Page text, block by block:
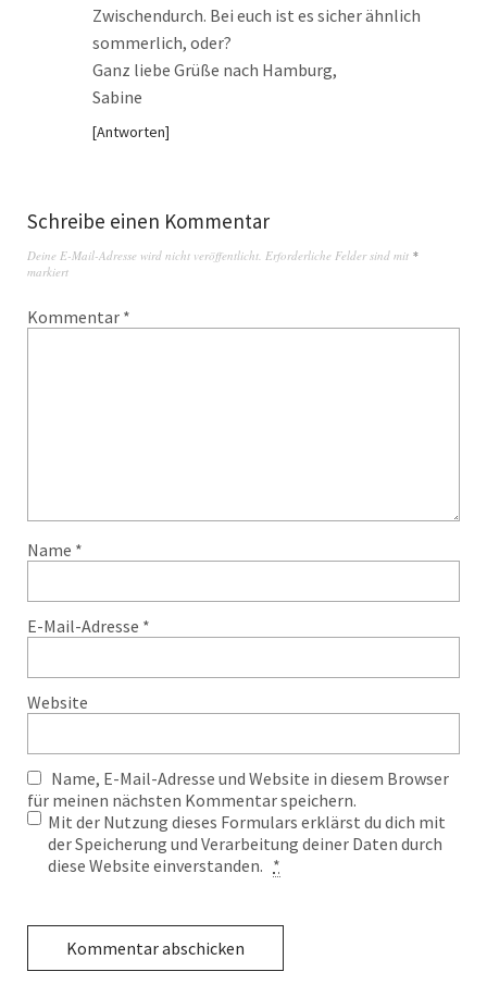
Zwischendurch. Bei euch ist es sicher ähnlich
sommerlich, oder?
Ganz liebe Grüße nach Hamburg,
Sabine
Antworten
Schreibe einen Kommentar
Deine E-Mail-Adresse wird nicht veröffentlicht. Erforderliche Felder sind mit *
markiert
Kommentar *
Name *
E-Mail-Adresse *
Website
Name, E-Mail-Adresse und Website in diesem Browser
für meinen nächsten Kommentar speichern.
Mit der Nutzung dieses Formulars erklärst du dich mit
der Speicherung und Verarbeitung deiner Daten durch
diese Website einverstanden. *